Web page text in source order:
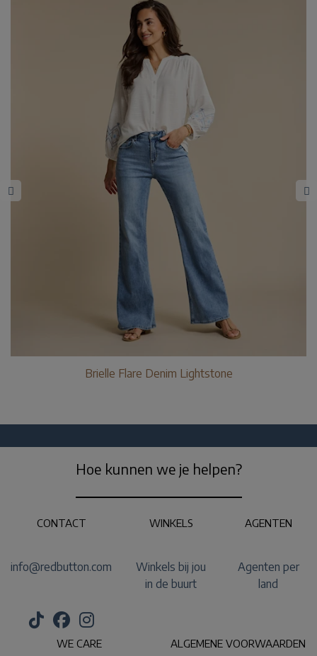
Brielle Flare Denim Lightstone
Hoe kunnen we je helpen?
CONTACT
info@redbutton.com
WINKELS
Winkels bij jou
in de buurt
AGENTEN
Agenten per
land
WE CARE ALGEMENE VOORWAARDEN